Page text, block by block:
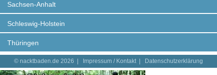
Sachsen-Anhalt
Schleswig-Holstein
Thüringen
© nacktbaden.de 2026 | Impressum / Kontakt| Datenschutzerklärung